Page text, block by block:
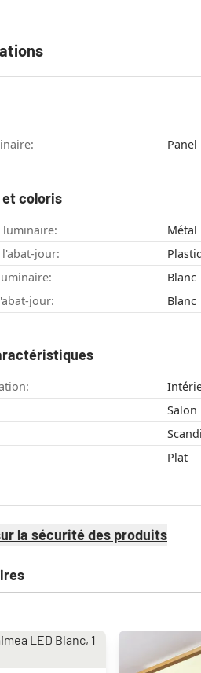
Panel
coloris
luminaire:
Métal
jour:
Blanc
jour:
Blanc
Salon
Plat
la sécurité des produits